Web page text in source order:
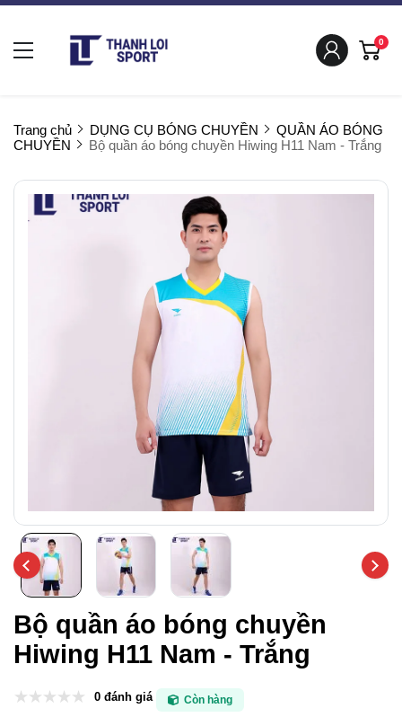
0
Trang chủ DỤNG CỤ BÓNG CHUYỀN
QUẦN ÁO BÓNG
CHUYỀN
Bộ quần áo bóng chuyền Hiwing H11 Nam - Trắng
Bộ quần áo bóng chuyền
Hiwing H11 Nam - Trắng
0 đánh giá Còn hàng